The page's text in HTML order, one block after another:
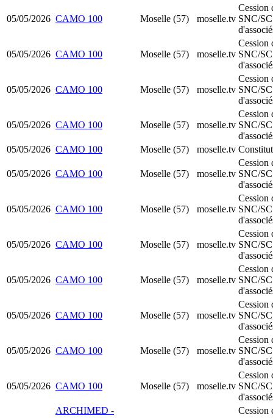
05/05/2026 CAMO 100 Moselle (57) moselle.tv
Cession
SNC/
05/05/2026 CAMO 100 Moselle (57) moselle.tv
Cession
SNC/
05/05/2026 CAMO 100 Moselle (57) moselle.tv
Cession
SNC/
05/05/2026 CAMO 100 Moselle (57) moselle.tv
Cession
SNC/
05/05/2026 CAMO 100 Moselle (57) moselle.tv
05/05/2026 CAMO 100 Moselle (57) moselle.tv
Cession
SNC/
05/05/2026 CAMO 100 Moselle (57) moselle.tv
Cession
SNC/
05/05/2026 CAMO 100 Moselle (57) moselle.tv
Cession
SNC/
05/05/2026 CAMO 100 Moselle (57) moselle.tv
Cession
SNC/
05/05/2026 CAMO 100 Moselle (57) moselle.tv
Cession
SNC/
05/05/2026 CAMO 100 Moselle (57) moselle.tv
Cession
SNC/
05/05/2026 CAMO 100 Moselle (57) moselle.tv
Cession
SNC/
ARCHIMED -
Cession